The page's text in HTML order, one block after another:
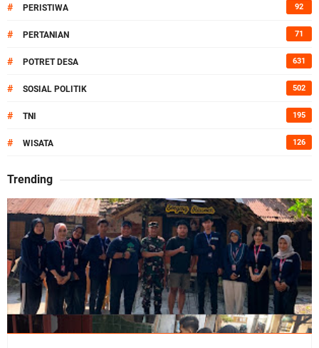
# PERISTIWA 92
# PERTANIAN 71
# POTRET DESA 631
# SOSIAL POLITIK 502
# TNI 195
# WISATA 126
Trending